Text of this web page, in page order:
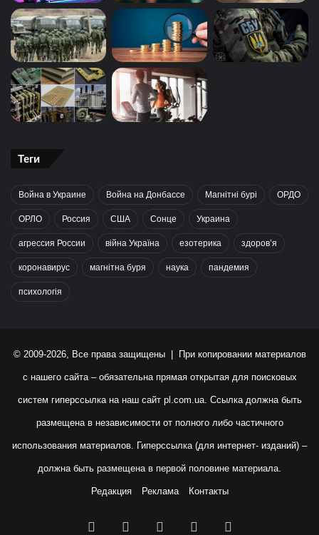
Теги
Война в Украине Война на Донбассе Магнітні бурі ОРДО
ОРЛО Россия США Сонце Украина
агрессия России війна Україна езотерика здоров’я
коронавирус магнітна буря наука пандемия
психологія
© 2009-2026, Все права защищены | При копировании материалов
с нашего сайта – обязательна прямая открытая для поисковых
систем гиперссылка на наш сайт pl.com.ua. Ссылка должна быть
размещена в независимости от полного либо частичного
использования материалов. Гиперссылка (для интернет- изданий) –
должна быть размещена в первой половине материала.
Редакция Реклама Контакты
Facebook YouTubeInstagram